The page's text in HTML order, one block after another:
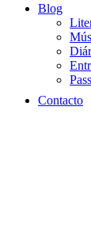
Blog
Contacto